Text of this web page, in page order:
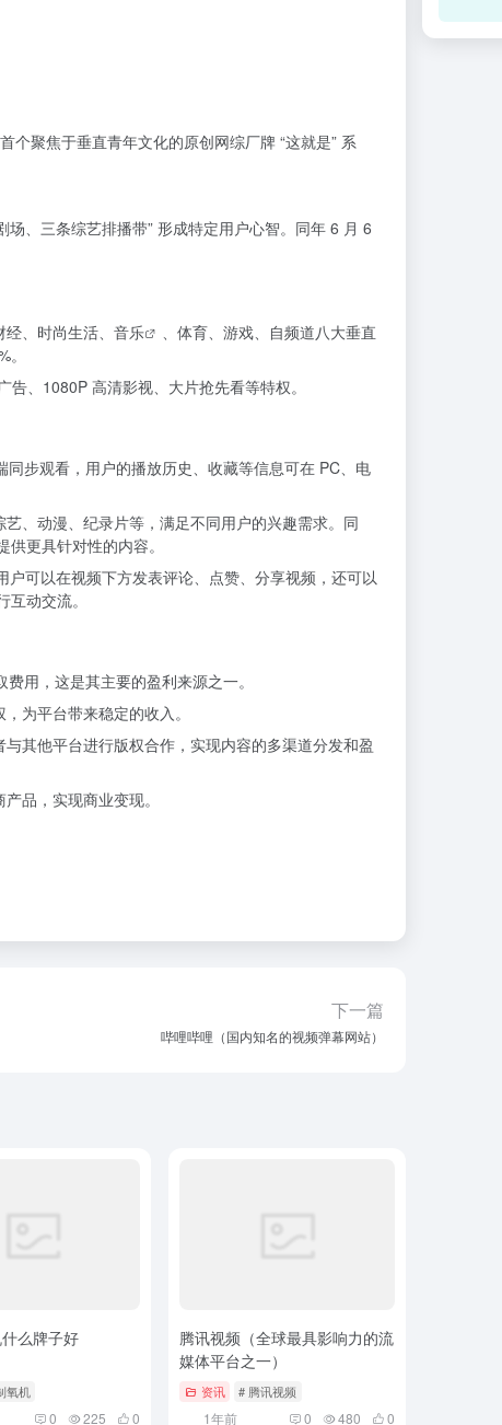
聚焦于垂直青年文化的原创网综厂牌 “这就是” 系
、三条综艺排播带” 形成特定用户心智。同年 6 月 6
、时尚生活、 音乐
、体育、游戏、自频道八大垂直
、1080P 高清影视、大片抢先看等特权。
步观看，用户的播放历史、收藏等信息可在 PC、电
、动漫、纪录片等，满足不同用户的兴趣需求。同
更具针对性的内容。
可以在视频下方发表评论、点赞、分享视频，还可以
动交流。
用，这是其主要的盈利来源之一。
为平台带来稳定的收入。
其他平台进行版权合作，实现内容的多渠道分发和盈
品，实现商业变现。
下一篇
哔哩哔哩（国内知名的视频弹幕网站）
么牌子好
氧机
0 225 0
腾讯视频（全球最具影响力的流
媒体平台之一）
资讯 # 腾讯视频
1年前 0 480 0